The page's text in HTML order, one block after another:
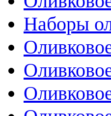
Наборы